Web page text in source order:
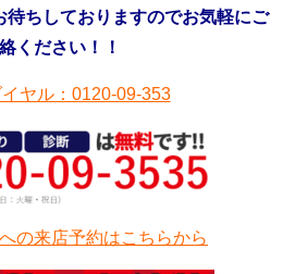
ちしておりますのでお気軽にご
ください！！
ヤル：0120-09-353
の来店予約はこちらから